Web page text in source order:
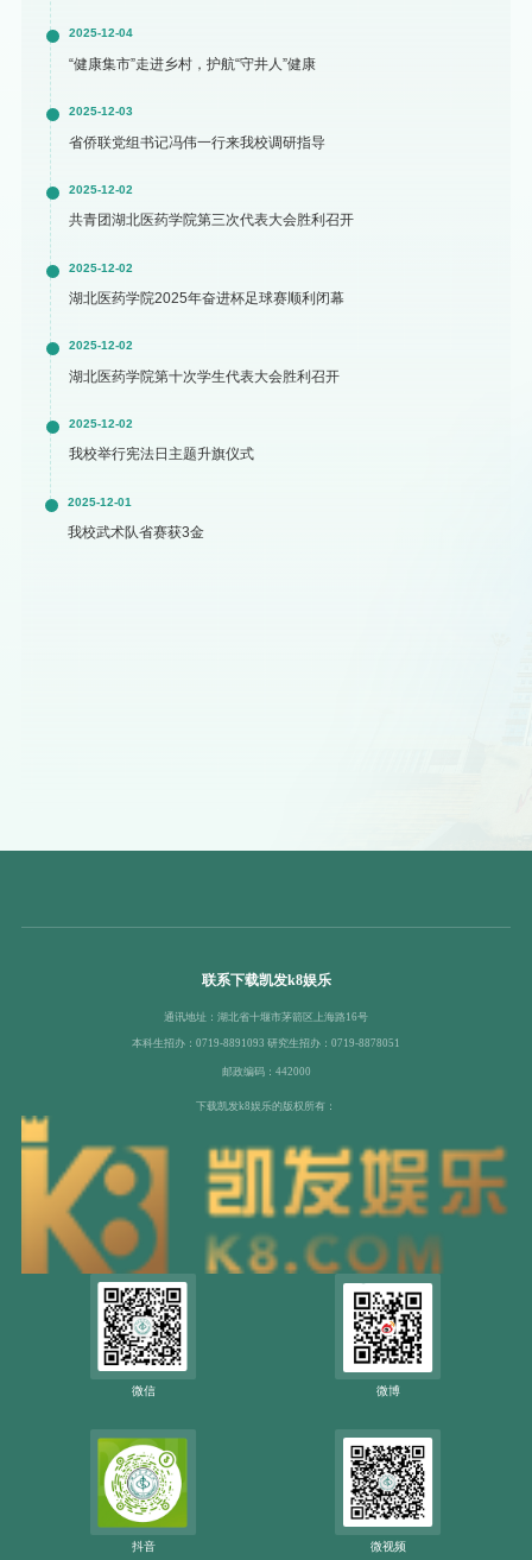
2025-12-04
“健康集市”走进乡村，护航“守井人”健康
2025-12-03
省侨联党组书记冯伟一行来我校调研指导
2025-12-02
共青团湖北医药学院第三次代表大会胜利召开
2025-12-02
湖北医药学院2025年奋进杯足球赛顺利闭幕
2025-12-02
湖北医药学院第十次学生代表大会胜利召开
2025-12-02
我校举行宪法日主题升旗仪式
2025-12-01
我校武术队省赛获3金
联系下载凯发k8娱乐
通讯地址：湖北省十堰市茅箭区上海路16号
本科生招办：0719-8891093 研究生招办：0719-8878051
邮政编码：442000
下载凯发k8娱乐的版权所有：
微信 微博
抖音 微视频